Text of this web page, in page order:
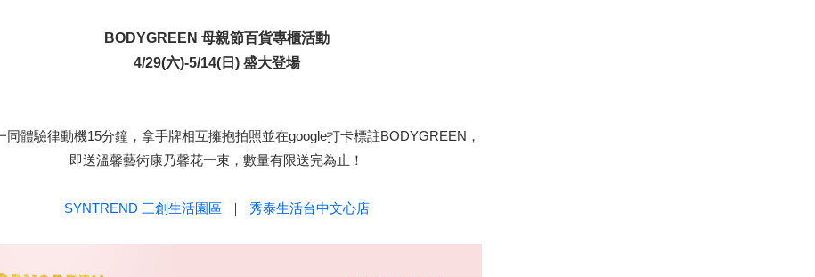
BODYGREEN 母親節百貨專櫃活動
4/29(六)-5/14(日) 盛大登場
同體驗律動機15分鐘，拿手牌相互擁抱拍照並在google打卡標註BODYGREEN，
即送溫馨藝術康乃馨花一束，數量有限送完為止！
SYNTREND 三創生活園區 ｜ 秀泰生活台中文心店